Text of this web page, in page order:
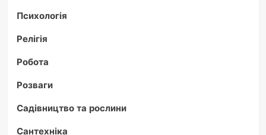
Психологія
Релігія
Робота
Розваги
Садівництво та рослини
Сантехніка